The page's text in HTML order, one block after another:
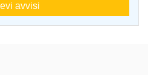
avvisi